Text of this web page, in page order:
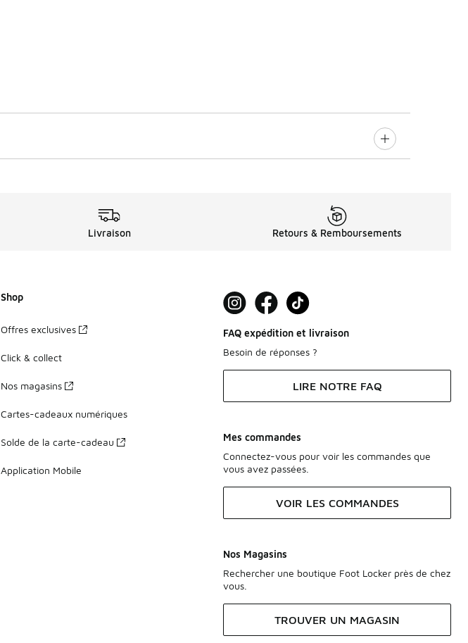
Livraison Retours & Remboursements
Shop
Offres exclusives
Click & collect
Nos magasins
Cartes-cadeaux numériques
Solde de la carte-cadeau
Application Mobile
FAQ expédition et livraison
Besoin de réponses ?
LIRE NOTRE FAQ
Mes commandes
Connectez-vous pour voir les commandes que
vous avez passées.
VOIR LES COMMANDES
Nos Magasins
Rechercher une boutique Foot Locker près de chez
vous.
TROUVER UN MAGASIN